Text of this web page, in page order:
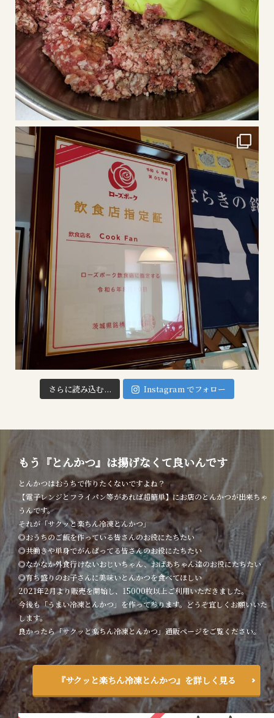
さらに読み込む... Instagram でフォロー
もう『とんかつ』は揚げなくて良いんです
とんかつはおうちで作りたくないですよね？
【電子レンジとフライパン等があれば超簡単】にお店のとんかつが出来ちゃ
うんです。
それが「サクッと楽ちん冷凍とんかつ」
◎おうちのご飯を作っている皆さんのお役にたちたい
◎共働きや単身でがんばってる皆さんのお役にたちたい
◎なかなか外食行けないおじいちゃん、おばあちゃん達のお役にたちたい
◎育ち盛りのお子さんに美味いとんかつを食べてほしい
2021年2月より販売を開始し、15000枚以上ご利用いただきました。
今後も「うまい冷凍とんかつ」を作って参ります。どうぞ宜しくお願いいた
します。
良かったら「サクッと楽ちん冷凍とんかつ」通販ページをご覧ください。
『サクッと楽ちん冷凍とんかつ』を詳しく見る